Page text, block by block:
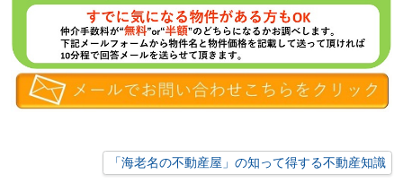
「海老名の不動産屋」の知って得する不動産知識